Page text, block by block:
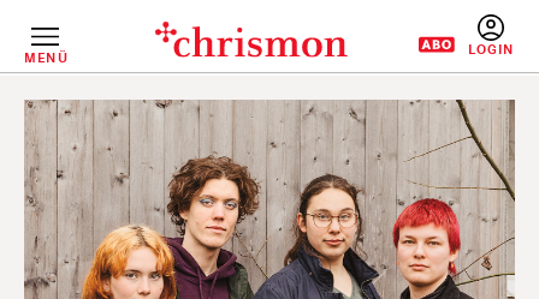
InhaltMENÜ